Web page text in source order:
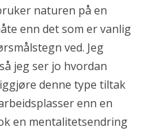
naturen på en
enn det som er vanlig
ved. Jeg
jeg ser jo hvordan
denne type tiltak
enn en
en mentalitetsendring